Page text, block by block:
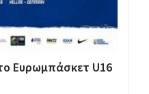
Ευρωμπάσκετ U16